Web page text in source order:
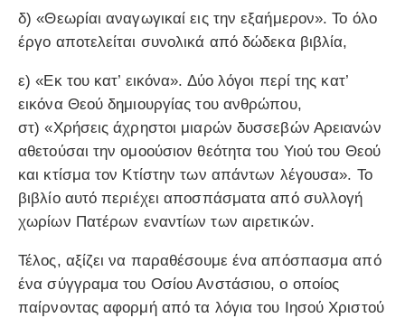
δ) «Θεωρίαι αναγωγικαί εις την εξαήμερον». Το όλο
έργο αποτελείται συνολικά από δώδεκα βιβλία,
ε) «Εκ του κατ’ εικόνα». Δύο λόγοι περί της κατ’
εικόνα Θεού δημιουργίας του ανθρώπου,
στ) «Χρήσεις άχρηστοι μιαρών δυσσεβών Αρειανών
αθετούσαι την ομοούσιον θεότητα του Υιού του Θεού
και κτίσμα τον Κτίστην των απάντων λέγουσα». Το
βιβλίο αυτό περιέχει αποσπάσματα από συλλογή
χωρίων Πατέρων εναντίων των αιρετικών.
Τέλος, αξίζει να παραθέσουμε ένα απόσπασμα από
ένα σύγγραμα του Οσίου Ανστάσιου, ο οποίος
παίρνοντας αφορμή από τα λόγια του Ιησού Χριστού